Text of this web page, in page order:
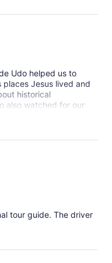
Udo helped us to
Jesus lived and
historical
also watched for our
complications.
tour guide. The driver